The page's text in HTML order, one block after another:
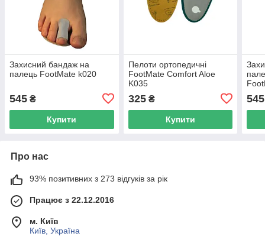
Захисний бандаж на
палець FootMate k020
545 ₴
Купити
Пелоти ортопедичні
FootMate Comfort Aloe
K035
325₴
Купити
545
Про нас
93% позитивних з 273 відгуків за рік
Працює з 22.12.2016
м. Київ
Київ, Україна